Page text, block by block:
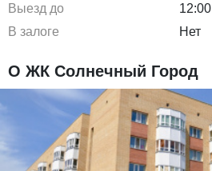
Выезд до
12:00
В залоге
Нет
О ЖК Солнечный Город